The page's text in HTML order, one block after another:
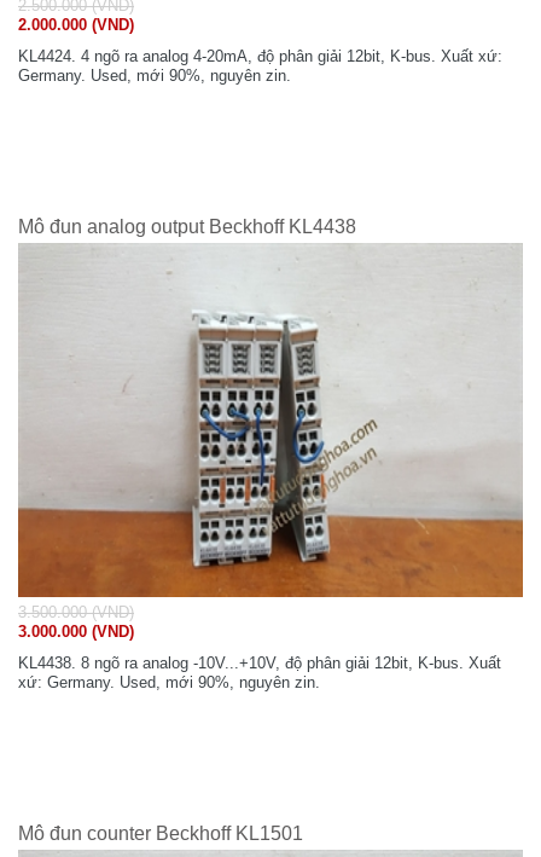
2.500.000 (VND)
2.000.000 (VND)
KL4424. 4 ngõ ra analog 4-20mA, độ phân giải 12bit, K-bus. Xuất xứ:
Germany. Used, mới 90%, nguyên zin.
Mô đun analog output Beckhoff KL4438
3.500.000 (VND)
3.000.000 (VND)
KL4438. 8 ngõ ra analog -10V...+10V, độ phân giải 12bit, K-bus. Xuất
xứ: Germany. Used, mới 90%, nguyên zin.
Mô đun counter Beckhoff KL1501